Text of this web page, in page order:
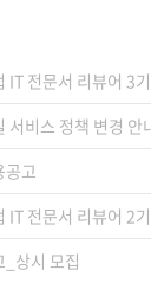
IT 전문서 리뷰어 3
서비스 정책 변경 안
공고
IT 전문서 리뷰어 2
_상시 모집